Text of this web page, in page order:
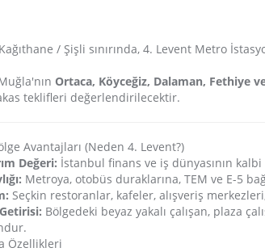
/ Şişli sınırında, 4. Levent Metro
Ortaca, Köyceğiz, Dalaman, Fethiye
teklifleri değerlendirilecektir.
Avantajları (Neden 4. Levent?)
Değeri: İstanbul finans ve iş dünyasının
Metroya, otobüs duraklarına, TEM ve E-5
Seçkin restoranlar, kafeler, alışveriş
Bölgedeki beyaz yakalı çalışan, plaza
Özellikleri